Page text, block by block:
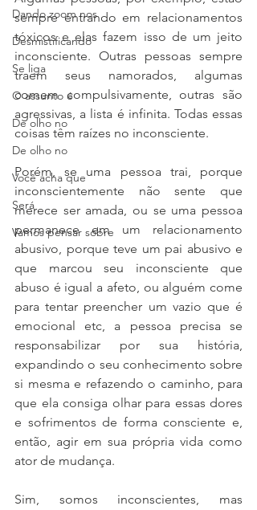
Dando zoom nos
Desmistificando
Se liga
O assunto é
De olho no
De olho no
Você acha que
Será
Vamos pensar sobre
sempre entrando em relacionamentos
tóxicos e elas fazem isso de um jeito
inconsciente. Outras pessoas sempre
traem seus namorados, algumas
comem compulsivamente, outras são
agressivas, a lista é infinita. Todas essas
coisas têm raízes no inconsciente.
Porém, se uma pessoa trai, porque
inconscientemente não sente que
merece ser amada, ou se uma pessoa
permanece em um relacionamento
abusivo, porque teve um pai abusivo e
que marcou seu inconsciente que
abuso é igual a afeto, ou alguém come
para tentar preencher um vazio que é
emocional etc, a pessoa precisa se
responsabilizar por sua história,
expandindo o seu conhecimento sobre
si mesma e refazendo o caminho, para
que ela consiga olhar para essas dores
e sofrimentos de forma consciente e,
então, agir em sua própria vida como
ator de mudança.
Sim, somos inconscientes, mas